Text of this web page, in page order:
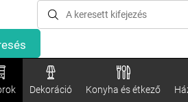
Dekoráció Konyha és étkező